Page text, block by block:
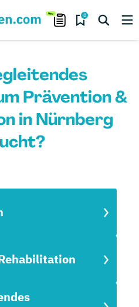
0
Prävention &
in Nürnberg